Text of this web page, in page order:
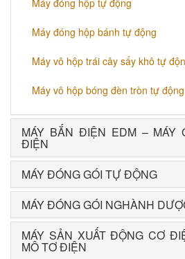
Máy đóng hộp tự động
Máy đóng hộp bánh tự động
Máy vô hộp trái cây sấy khô tự
Máy vô hộp bóng đèn tròn tự động
MÁY BẮN ĐIỆN EDM – MÁY
ĐIỆN
MÁY ĐÓNG GÓI TỰ ĐỘNG
MÁY ĐÓNG GÓI NGHÀNH
MÁY SẢN XUẤT ĐỘNG CƠ
MÔ TƠ ĐIỆN